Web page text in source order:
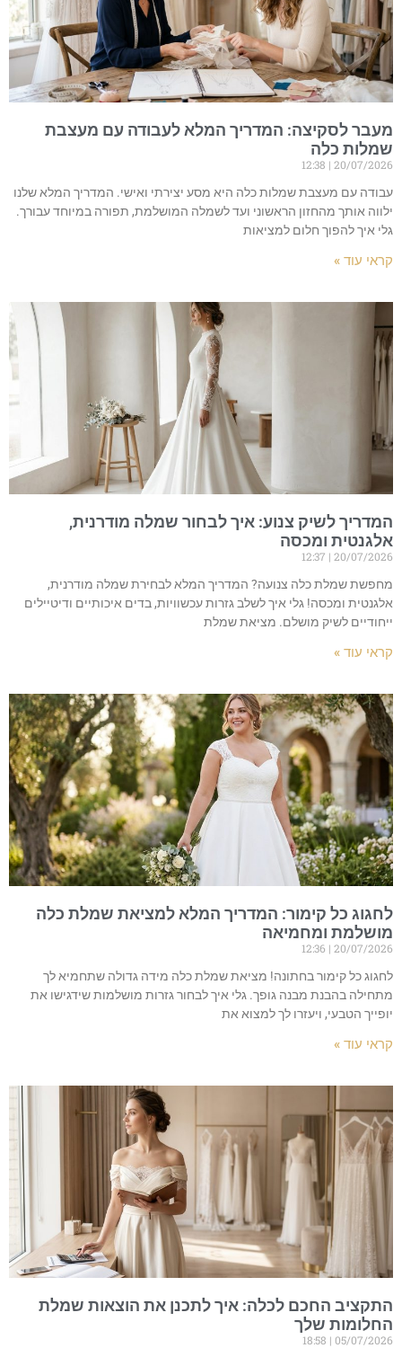
מעבר לסקיצה: המדריך המלא לעבודה עם מעצבת
שמלות כלה
20/07/2026
עבודה עם מעצבת שמלות כלה היא מסע יצירתי ואישי. המדריך המלא שלנו
ילווה אותך מהחזון הראשוני ועד לשמלה המושלמת, תפורה במיוחד עבורך.
גלי איך להפוך חלום למציאות
קראי עוד »
המדריך לשיק צנוע: איך לבחור שמלה מודרנית,
אלגנטית ומכסה
20/07/2026
מחפשת שמלת כלה צנועה? המדריך המלא לבחירת שמלה מודרנית,
אלגנטית ומכסה! גלי איך לשלב גזרות עכשוויות, בדים איכותיים ודיטיילים
ייחודיים לשיק מושלם. מציאת שמלת
קראי עוד »
לחגוג כל קימור: המדריך המלא למציאת שמלת כלה
מושלמת ומחמיאה
20/07/2026
לחגוג כל קימור בחתונה! מציאת שמלת כלה מידה גדולה שתחמיא לך
מתחילה בהבנת מבנה גופך. גלי איך לבחור גזרות מושלמות שידגישו את
יופייך הטבעי, ויעזרו לך למצוא את
קראי עוד »
התקציב החכם לכלה: איך לתכנן את הוצאות שמלת
החלומות שלך
05/07/2026